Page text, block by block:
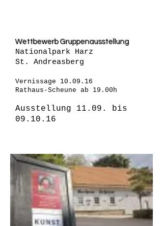
Wettbewerb Gruppenausstellung
Nationalpark Harz
St. Andreasberg
Vernissage 10.09.16
Rathaus-Scheune ab 19.00h
Ausstellung 11.09. bis
09.10.16